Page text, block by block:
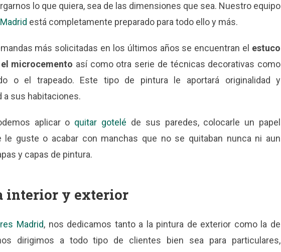
lo que quiera, sea de las dimensiones que sea. Nuestro equipo
está completamente preparado para todo ello y más.
más solicitadas en los últimos años se encuentran el estuco
microcemento así como otra serie de técnicas decorativas como
o el trapeado. Este tipo de pintura le aportará originalidad y
a sus habitaciones.
aplicar o quitar gotelé de sus paredes, colocarle un papel
le guste o acabar con manchas que no se quitaban nunca ni aun
y capas de pintura.
interior y exterior
Madrid, nos dedicamos tanto a la pintura de exterior como la de
dirigimos a todo tipo de clientes bien sea para particulares,